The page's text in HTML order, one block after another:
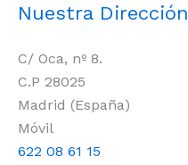
Nuestra Dirección
C/ Oca, nº 8.
C.P 28025
Madrid (España)
Móvil
622 08 61 15